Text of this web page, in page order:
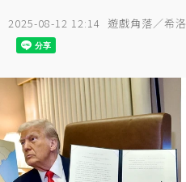
2025-08-12 12:14 遊戲角落／希洛